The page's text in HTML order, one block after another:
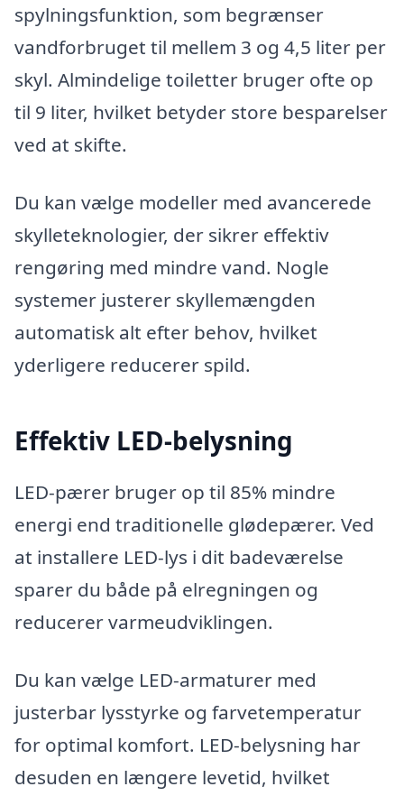
spylningsfunktion, som begrænser
vandforbruget til mellem 3 og 4,5 liter per
skyl. Almindelige toiletter bruger ofte op
til 9 liter, hvilket betyder store besparelser
ved at skifte.
Du kan vælge modeller med avancerede
skylleteknologier, der sikrer effektiv
rengøring med mindre vand. Nogle
systemer justerer skyllemængden
automatisk alt efter behov, hvilket
yderligere reducerer spild.
Effektiv LED-belysning
LED-pærer bruger op til 85% mindre
energi end traditionelle glødepærer. Ved
at installere LED-lys i dit badeværelse
sparer du både på elregningen og
reducerer varmeudviklingen.
Du kan vælge LED-armaturer med
justerbar lysstyrke og farvetemperatur
for optimal komfort. LED-belysning har
desuden en længere levetid, hvilket